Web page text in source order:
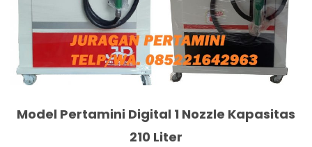
Model Pertamini Digital 1 Nozzle Kapasitas
210 Liter